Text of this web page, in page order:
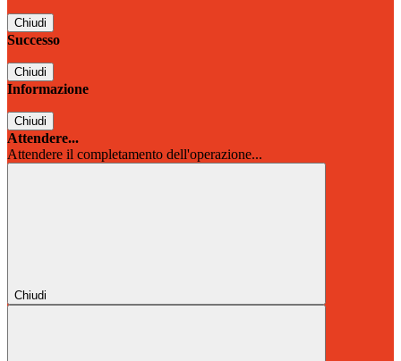
Chiudi
Successo
Chiudi
Informazione
Chiudi
Attendere...
Attendere il completamento dell'operazione...
Chiudi